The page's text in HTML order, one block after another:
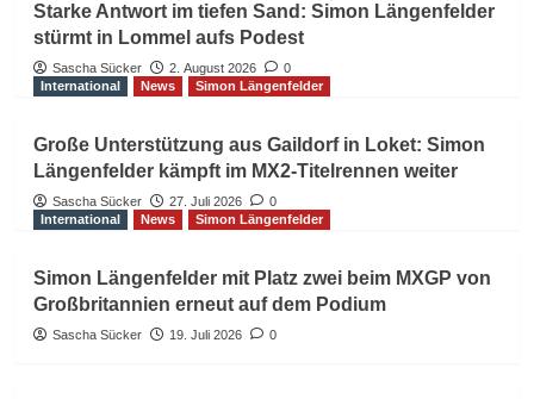
Starke Antwort im tiefen Sand: Simon Längenfelder
stürmt in Lommel aufs Podest
Sascha Sücker 2. August 2026
0
International
News Simon Längenfelder
Große Unterstützung aus Gaildorf in Loket: Simon
Längenfelder kämpft im MX2-Titelrennen weiter
Sascha Sücker 27. Juli 2026
0
International
News Simon Längenfelder
Simon Längenfelder mit Platz zwei beim MXGP von
Großbritannien erneut auf dem Podium
Sascha Sücker 19. Juli 2026 0